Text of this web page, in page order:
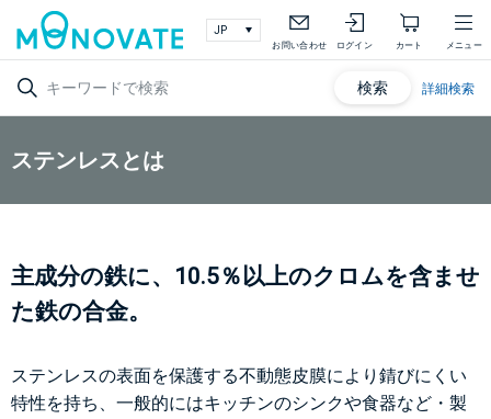
お問い合わせ ログイン カート メニュー
検索 詳細検索
ステンレスとは
主成分の鉄に、10.5％以上のクロムを含ませ
た鉄の合金。
ステンレスの表面を保護する不動態皮膜により錆びにくい
特性を持ち、一般的にはキッチンのシンクや食器など・製